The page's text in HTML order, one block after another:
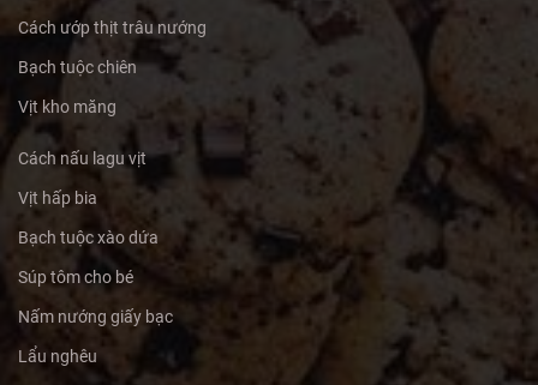
Cách ướp thịt trâu nướng
Bạch tuộc chiên
Vịt kho măng
Cách nấu lagu vịt
Vịt hấp bia
Bạch tuộc xào dứa
Súp tôm cho bé
Nấm nướng giấy bạc
Lẩu nghêu